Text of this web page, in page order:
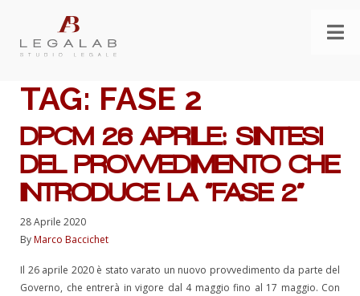
TAG: FASE 2
DPCM 26 APRILE: SINTESI
DEL PROVVEDIMENTO CHE
INTRODUCE LA “FASE 2”
28 Aprile 2020
ByMarco Baccichet
Il 26 aprile 2020 è stato varato un nuovo provvedimento da parte del
Governo, che entrerà in vigore dal 4 maggio fino al 17 maggio. Con